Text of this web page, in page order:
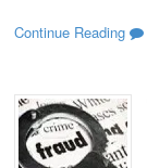
Continue Reading